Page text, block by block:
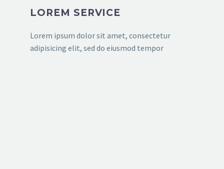
LOREM SERVICE
Lorem ipsum dolor sit amet, consectetur
adipisicing elit, sed do eiusmod tempor